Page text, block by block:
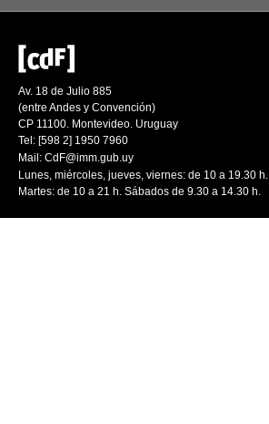
Av. 18 de Julio 885
(entre Andes y Convención)
CP 11100. Montevideo. Uruguay
Tel: [598 2] 1950 7960
Mail: CdF@imm.gub.uy
Lunes, miércoles, jueves, viernes: de 10 a 19.30 h.
Martes: de 10 a 21 h. Sábados de 9.30 a 14.30 h.